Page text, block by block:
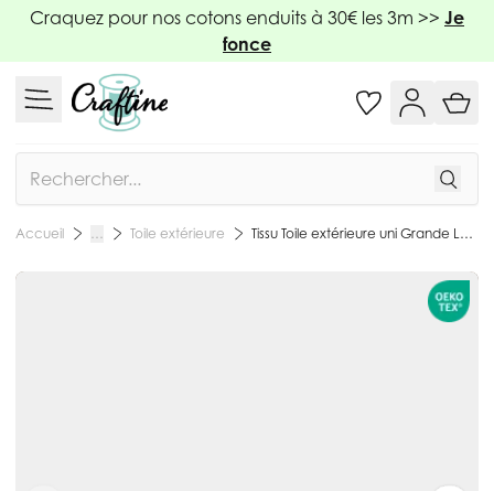
Allez au contenu
Craquez pour nos cotons enduits à 30€ les 3m >> Je
fonce
Accueil … Toile extérieure Tissu Toile extérieure uni Grande Largeur Dralon Gris foncé chiné - Par 10 cm